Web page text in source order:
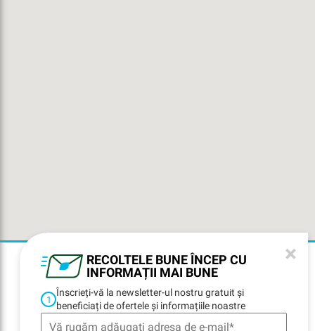
RECOLTELE BUNE ÎNCEP CU
INFORMAȚII MAI BUNE
×
1
Înscrieți-vă la newsletter-ul nostru gratuit și
beneficiați de ofertele și informațiile noastre